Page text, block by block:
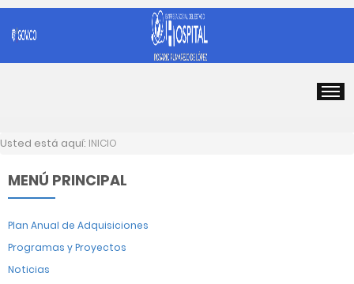
Usted está aquí: INICIO
MENÚ PRINCIPAL
Plan Anual de Adquisiciones
Programas y Proyectos
Noticias